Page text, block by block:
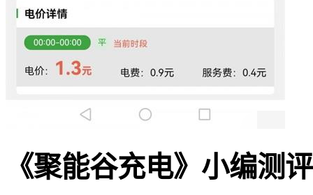
《聚能谷充电》小编测